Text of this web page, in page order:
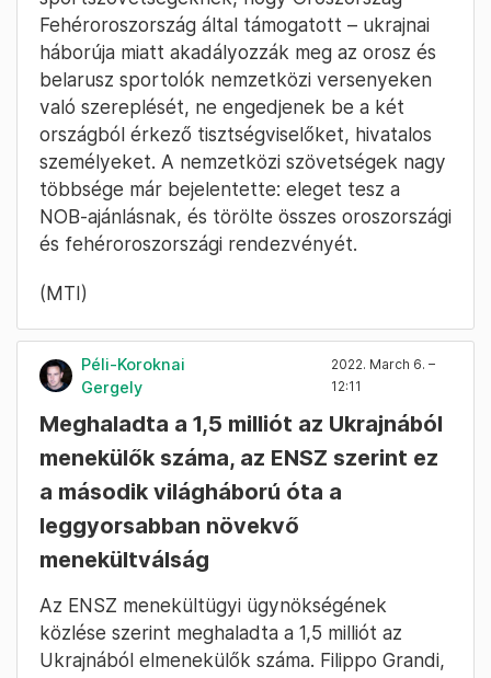
Jelena Iszimbajeva Dimitrij Medvegyev egykori orosz
elnökkel, akkori miniszterelnökkel a 2017-es téli Katonai
Világjátékokon – Fotó: Dmitry Astakhov / TASS / Getty
Images
A NOB hétfőn azt javasolta a nemzetközi
Fehéroroszország által támogatott – ukrajnai
háborúja miatt akadályozzák meg az orosz és
belarusz sportolók nemzetközi versenyeken
való szereplését, ne engedjenek be a két
személyeket. A nemzetközi szövetségek nagy
többsége már bejelentette: eleget tesz a
NOB-ajánlásnak, és törölte összes oroszországi
és fehéroroszországi rendezvényét.
(MTI)
Péli-Koroknai
Gergely
2022. March 6. –
12:11